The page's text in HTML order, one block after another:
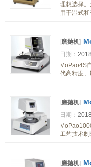
理想选择
用于湿式和
[磨抛机]
日期：
MoPao4S
代高精度
[磨抛机]
日期：
工艺技术
[磨抛机]